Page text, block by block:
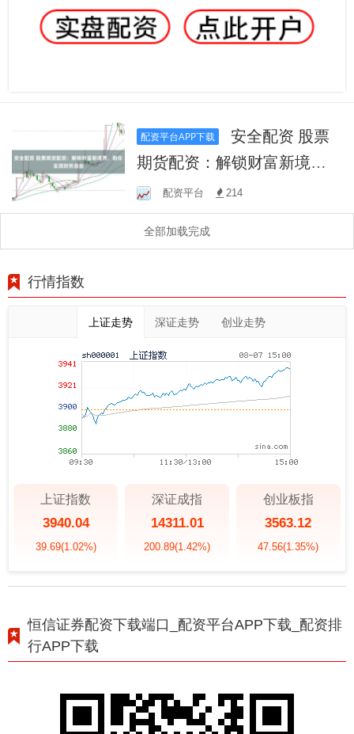
配资平台APP下载
安全配资 股票
期货配资：解锁财富新境
界，助你实现财务自由
配资平台 214
全部加载完成
行情指数
上证走势 深证走势 创业走势
上证指数
3940.04
39.69(1.02%)
深证成指
14311.01
200.89(1.42%)
创业板指
3563.12
47.56(1.35%)
恒信证券配资下载端口_配资平台APP下载_配资排
行APP下载